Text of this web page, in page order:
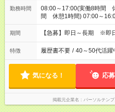
勤務時間
08:00～17:00(実働8時間
間 休憩1時間) 07:00～
時の中で調整可♪時間固定
迎
期間 【急募】即日～長期 ※即
特徴 履歴書不要 / 40～50代活躍
気になる！ 応
掲載元企業名 パーソルテン